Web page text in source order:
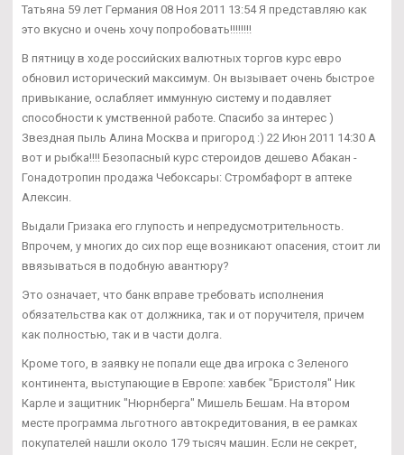
Татьяна 59 лет Германия 08 Ноя 2011 13:54 Я представляю как
это вкусно и очень хочу попробовать!!!!!!!!
В пятницу в ходе российских валютных торгов курс евро
обновил исторический максимум. Он вызывает очень быстрое
привыкание, ослабляет иммунную систему и подавляет
способности к умственной работе. Спасибо за интерес )
Звездная пыль Алина Москва и пригород :) 22 Июн 2011 14:30 А
вот и рыбка!!!! Безопасный курс стероидов дешево Абакан -
Гонадотропин продажа Чебоксары: Стромбафорт в аптеке
Алексин.
Выдали Гризака его глупость и непредусмотрительность.
Впрочем, у многих до сих пор еще возникают опасения, стоит ли
ввязываться в подобную авантюру?
Это означает, что банк вправе требовать исполнения
обязательства как от должника, так и от поручителя, причем
как полностью, так и в части долга.
Кроме того, в заявку не попали еще два игрока с Зеленого
континента, выступающие в Европе: хавбек "Бристоля" Ник
Карле и защитник "Нюрнберга" Мишель Бешам. На втором
месте программа льготного автокредитования, в ее рамках
покупателей нашли около 179 тысяч машин. Если не секрет,